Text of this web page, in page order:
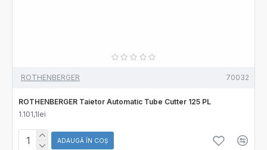
ROTHENBERGER 70032
ROTHENBERGER Taietor Automatic Tube Cutter 125 PL
1.101,1lei
ADAUGĂ ÎN COŞ